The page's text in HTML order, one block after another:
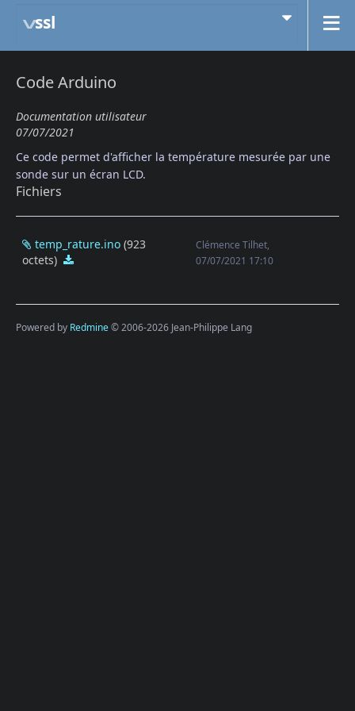
ssl
Code Arduino
Documentation utilisateur
07/07/2021
Ce code permet d'afficher la température mesurée par une
sonde sur un écran LCD.
Fichiers
temp_rature.ino (923
octets)
Clémence Tilhet,
07/07/2021 17:10
Powered by Redmine© 2006-2026 Jean-Philippe Lang